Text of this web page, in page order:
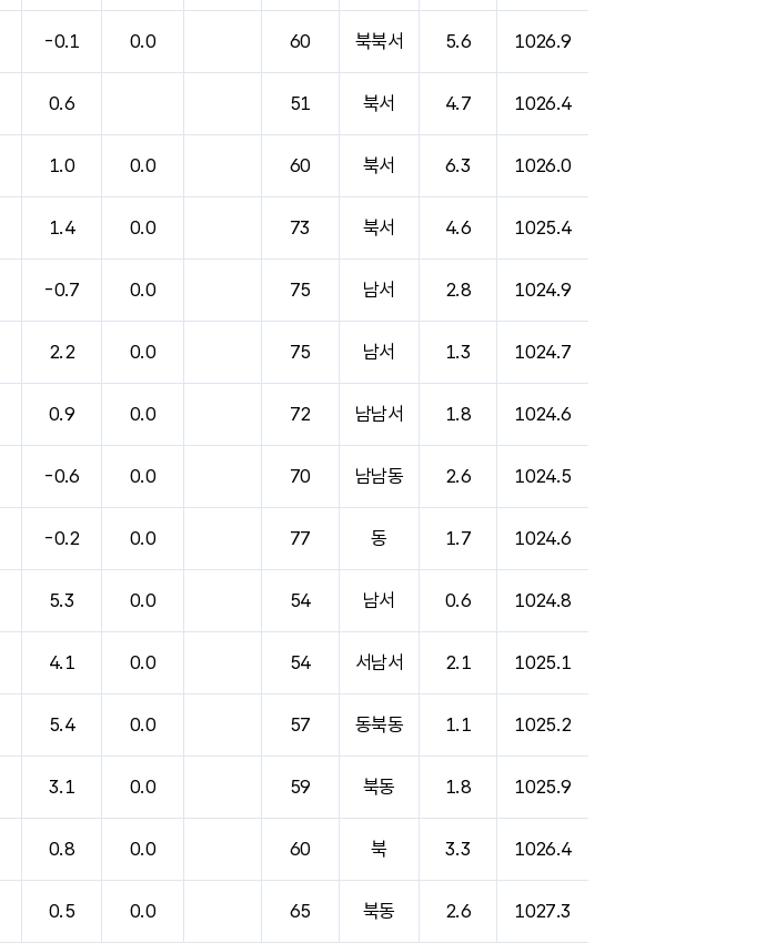
-0.1 0.0 60 북북서 5.6 1026.9
0.6 51 북서 4.7 1026.4
1.0 0.0 60 북서 6.3 1026.0
1.4 0.0 73 북서 4.6 1025.4
-0.7 0.0 75 남서 2.8 1024.9
2.2 0.0 75 남서 1.3 1024.7
0.9 0.0 72 남남서 1.8 1024.6
-0.6 0.0 70 남남동 2.6 1024.5
-0.2 0.0 77 동 1.7 1024.6
5.3 0.0 54 남서 0.6 1024.8
4.1 0.0 54 서남서 2.1 1025.1
5.4 0.0 57 동북동 1.1 1025.2
3.1 0.0 59 북동 1.8 1025.9
0.8 0.0 60 북 3.3 1026.4
0.5 0.0 65 북동 2.6 1027.3